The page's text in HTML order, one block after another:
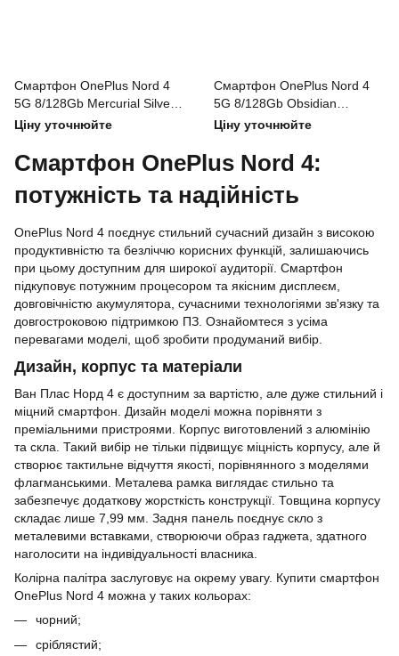
Смартфон OnePlus Nord 4
5G 8/128Gb Mercurial Silver
(Global)
Ціну уточнюйте
Смартфон OnePlus Nord 4
5G 8/128Gb Obsidian
Midnight (Global)
Ціну уточнюйте
Смартфон OnePlus Nord 4:
потужність та надійність
OnePlus Nord 4 поєднує стильний сучасний дизайн з високою
продуктивністю та безліччю корисних функцій, залишаючись
при цьому доступним для широкої аудиторії. Смартфон
підкуповує потужним процесором та якісним дисплеєм,
довговічністю акумулятора, сучасними технологіями зв'язку та
довгостроковою підтримкою ПЗ. Ознайомтеся з усіма
перевагами моделі, щоб зробити продуманий вибір.
Дизайн, корпус та матеріали
Ван Плас Норд 4 є доступним за вартістю, але дуже стильний і
міцний смартфон. Дизайн моделі можна порівняти з
преміальними пристроями. Корпус виготовлений з алюмінію
та скла. Такий вибір не тільки підвищує міцність корпусу, але й
створює тактильне відчуття якості, порівнянного з моделями
флагманськими. Металева рамка виглядає стильно та
забезпечує додаткову жорсткість конструкції. Товщина корпусу
складає лише 7,99 мм. Задня панель поєднує скло з
металевими вставками, створюючи образ гаджета, здатного
наголосити на індивідуальності власника.
Колірна палітра заслуговує на окрему увагу. Купити смартфон
OnePlus Nord 4 можна у таких кольорах:
чорний;
сріблястий;